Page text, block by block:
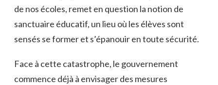
de nos écoles, remet en question la notion de
sanctuaire éducatif, un lieu où les élèves sont
sensés se former et s’épanouir en toute sécurité.
Face à cette catastrophe, le gouvernement
commence déjà à envisager des mesures